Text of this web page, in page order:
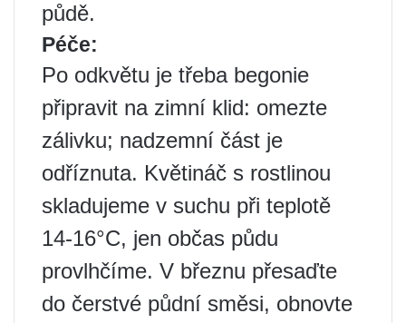
půdě.
Péče:
Po odkvětu je třeba begonie
připravit na zimní klid: omezte
zálivku; nadzemní část je
odříznuta. Květináč s rostlinou
skladujeme v suchu při teplotě
14-16°C, jen občas půdu
provlhčíme. V březnu přesaďte
do čerstvé půdní směsi, obnovte